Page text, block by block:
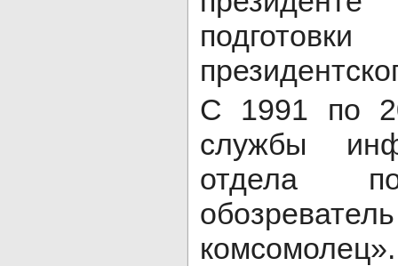
подготовки
С 1991 по
службы
отдела
комсомолец».